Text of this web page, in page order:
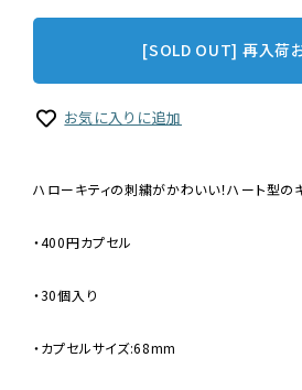
[SOLD OUT] 再入荷
お気に入りに追加
ハローキティの刺繍がかわいい！ハート型の
・400円カプセル
・30個入り
・カプセルサイズ:68mm